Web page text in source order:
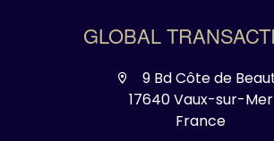
GLOBAL
9 Bd Côte de
17640 Vaux-sur-Mer
France